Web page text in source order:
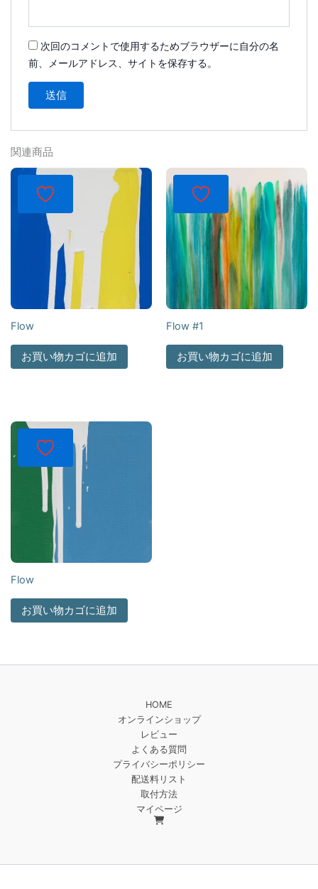
次回のコメントで使用するためブラウザーに自分の名
前、メールアドレス、サイトを保存する。
関連商品
Flow
お買い物カゴに追加
Flow #1
お買い物カゴに追加
Flow
お買い物カゴに追加
HOME
オンラインショップ
レビュー
よくある質問
プライバシーポリシー
配送料リスト
取付方法
マイページ